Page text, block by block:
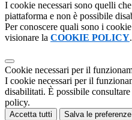
I cookie necessari sono quelli
piattaforma e non è possibile
Per conoscere quali sono i
visionare la COOKIE POLICY.
Cookie necessari per il
I cookie necessari per il
disabilitati. È possibile
policy.
Accetta tutti Salva le preferenze